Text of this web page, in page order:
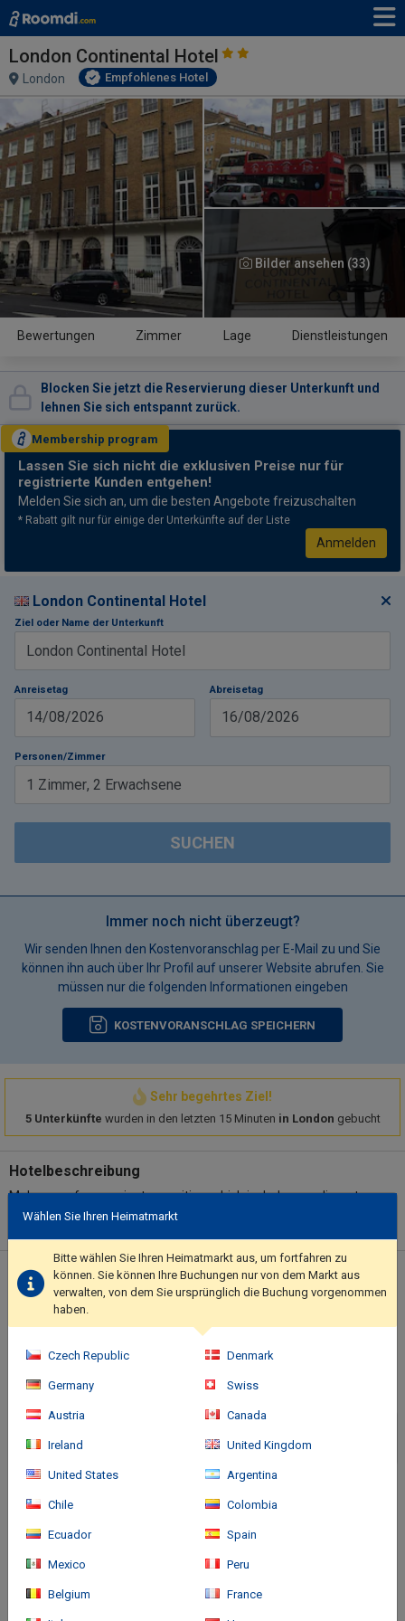
London Continental Hotel
London Empfohlenes Hotel
Bilder ansehen (33)
Bewertungen Zimmer Lage Dienstleistungen
Blocken Sie jetzt die Reservierung dieser Unterkunft und
lehnen Sie sich entspannt zurück.
Membership program
Lassen Sie sich nicht die exklusiven Preise nur für
registrierte Kunden entgehen!
Melden Sie sich an, um die besten Angebote freizuschalten
* Rabatt gilt nur für einige der Unterkünfte auf der Liste
Anmelden
London Continental Hotel
Ziel oder Name der Unterkunft
Anreisetag
14/08/2026
Abreisetag
16/08/2026
Personen/Zimmer
1 Zimmer, 2 Erwachsene
SUCHEN
Immer noch nicht überzeugt?
Wir senden Ihnen den Kostenvoranschlag per E-Mail zu und Sie
können ihn auch über Ihr Profil auf unserer Website abrufen. Sie
müssen nur die folgenden Informationen eingeben
KOSTENVORANSCHLAG SPEICHERN
Sehr begehrtes Ziel!
5 Unterkünfte wurden in den letzten 15 Minuten in London gebucht
Hotelbeschreibung
Make use of convenient amenities, which include complimentary
wireless internet access and concierge services.. Featured
Standort des Hotels
Anreise
Wählen Sie Ihren Heimatmarkt
Bitte wählen Sie Ihren Heimatmarkt aus, um fortfahren zu
können. Sie können Ihre Buchungen nur von dem Markt aus
verwalten, von dem Sie ursprünglich die Buchung vorgenommen
haben.
Czech Republic Denmark
Germany Swiss
Austria Canada
Ireland United Kingdom
United States Argentina
Chile Colombia
Ecuador Spain
Mexico Peru
Belgium France